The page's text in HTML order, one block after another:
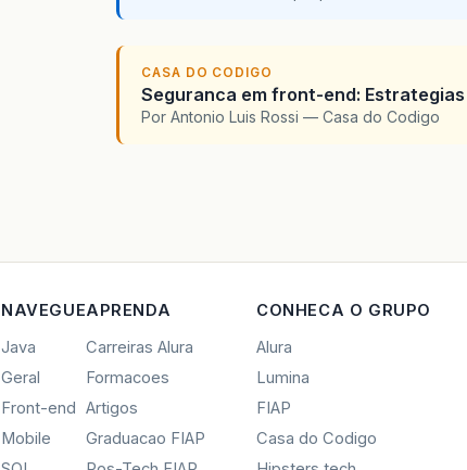
CASA DO CODIGO
Seguranca em front-end:
Por Antonio Luis Rossi — Casa do Codigo
NAVEGUE
Java
Geral
Front-end
Mobile
APRENDA
Carreiras Alura
Formacoes
Artigos
Graduacao FIAP
CONHECA O GRUPO
Alura
Lumina
FIAP
Casa do Codigo